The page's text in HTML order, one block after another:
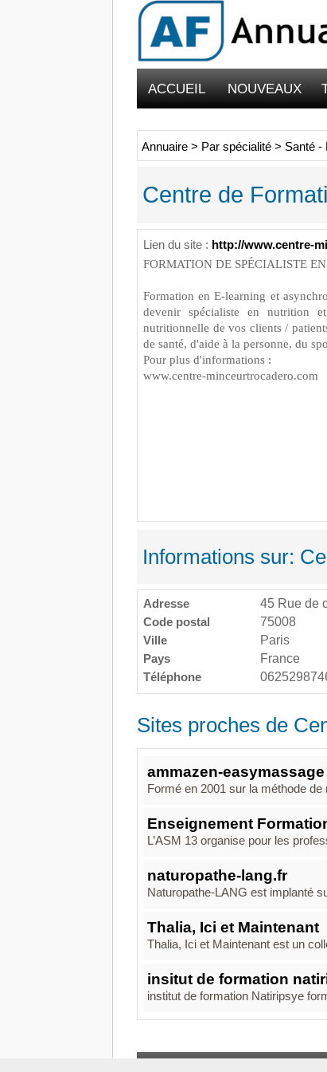
ACCUEIL NOUVEAUX
Annuaire > Par spécialité > Santé -
Centre de
Lien du site : http://www.centre-
FORMATION DE SPÉCIALISTE
Formation en E-learning et
devenir spécialiste en nutrition
nutritionnelle de vos clients /
de santé, d'aide à la personne, du
Pour plus d'informations :
www.centre-minceurtrocadero.com
Informations sur:
Adresse
45 Rue de
Code postal
75008
Ville
Paris
Pays
France
Téléphone
Sites proches de
ammazen-easymassage
Formé en 2001 sur la méthode
Enseignement
L’ASM 13 organise pour les
naturopathe-lang.fr
Naturopathe-LANG est implanté
Thalia, Ici et Maintenant
Thalia, Ici et Maintenant est un
insitut de formation
institut de formation Natiripsye